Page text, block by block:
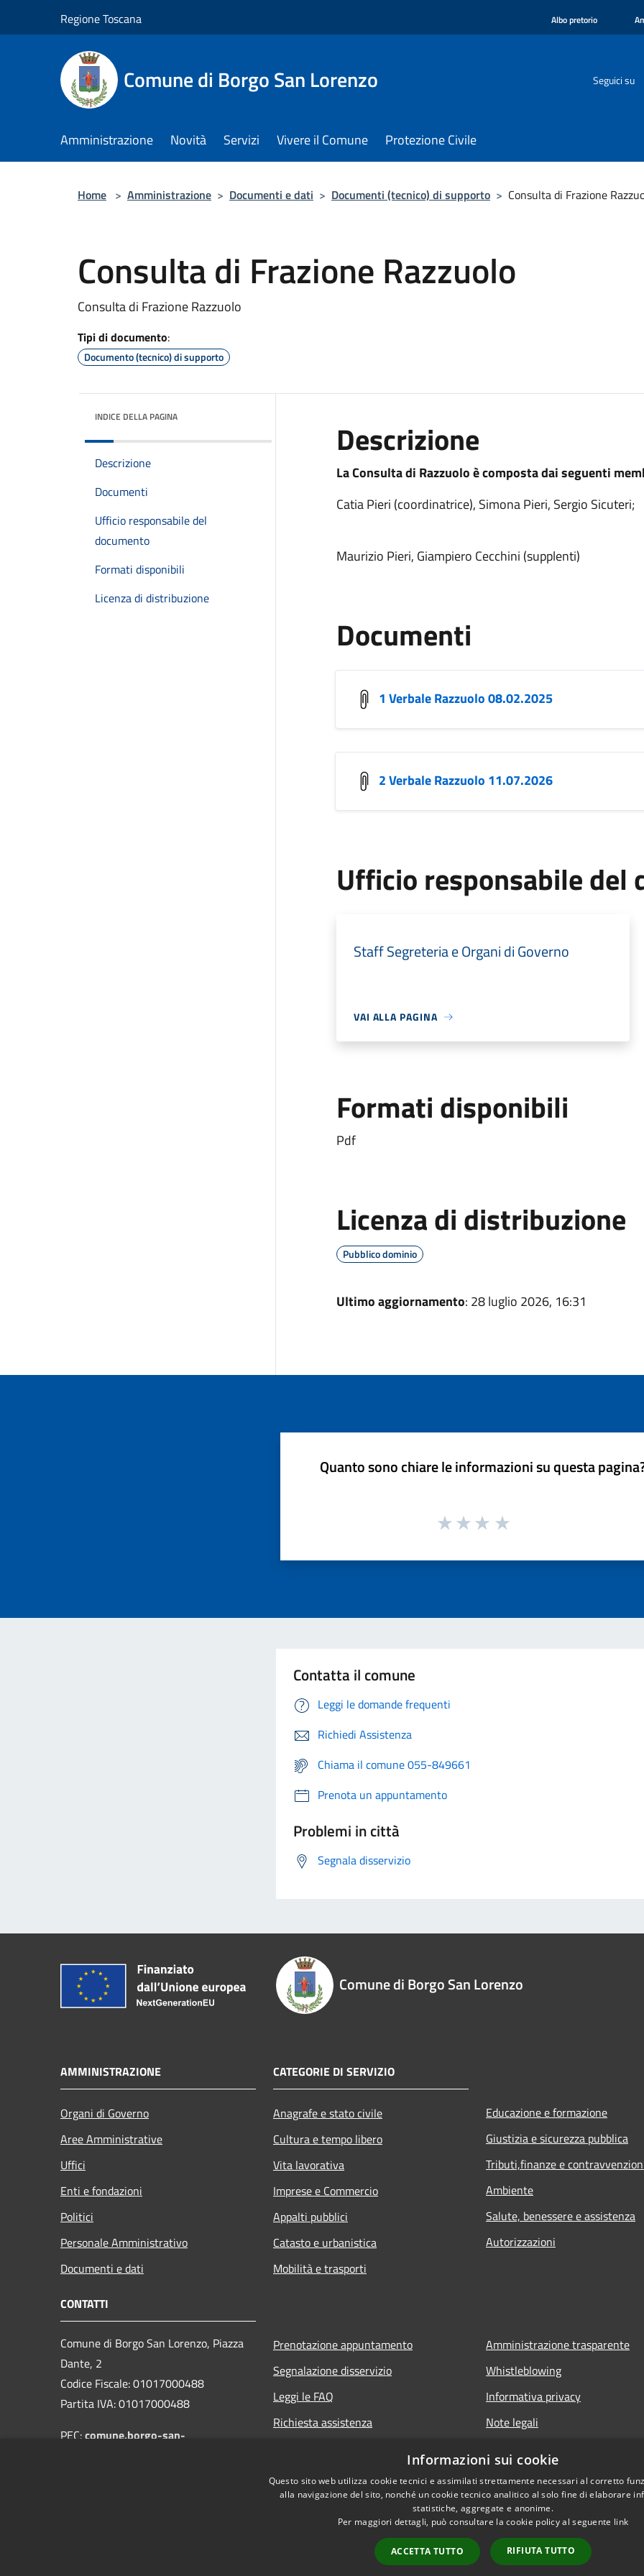
Regione Toscana Albo pretorio
Comune di Borgo San Lorenzo Seguici su
Amministrazione Novità Servizi Vivere il Comune Protezione Civile
Home > Amministrazione > Documenti e dati > Documenti (tecnico) di supporto > Consulta di Frazione
Consulta di Frazione Razzuolo
Consulta di Frazione Razzuolo
Tipi di documento:
Documento (tecnico) di supporto
INDICE DELLA PAGINA
Descrizione
Documenti
Ufficio responsabile del
documento
Formati disponibili
Licenza di distribuzione
Descrizione
La Consulta di Razzuolo è composta dai seguenti
Catia Pieri (coordinatrice), Simona Pieri, Sergio Sicuteri;
Maurizio Pieri, Giampiero Cecchini (supplenti)
Documenti
1 Verbale Razzuolo 08.02.2025
2 Verbale Razzuolo 11.07.2026
Ufficio responsabile del
Staff Segreteria e Organi di Governo
VAI ALLA PAGINA
Formati disponibili
Pdf
Licenza di distribuzione
Pubblico dominio
Ultimo aggiornamento: 28 luglio 2026, 16:31
Quanto sono chiare le informazioni su questa
Contatta il comune
Leggi le domande frequenti
Richiedi Assistenza
Chiama il comune 055-849661
Prenota un appuntamento
Problemi in città
Segnala disservizio
Comune di Borgo San Lorenzo
AMMINISTRAZIONE
Organi di Governo
Aree Amministrative
Uffici
Enti e fondazioni
Politici
Personale Amministrativo
Documenti e dati
CATEGORIE DI SERVIZIO
Anagrafe e stato civile
Cultura e tempo libero
Vita lavorativa
Imprese e Commercio
Appalti pubblici
Catasto e urbanistica
Mobilità e trasporti
Educazione e formazione
Giustizia e sicurezza pubblica
Tributi,finanze e
Ambiente
Salute, benessere e assistenza
Autorizzazioni
CONTATTI
Comune di Borgo San Lorenzo, Piazza
Dante, 2
Codice Fiscale: 01017000488
Partita IVA: 01017000488
PEC:comune.borgo-san-
Prenotazione appuntamento
Segnalazione disservizio
Leggi le FAQ
Richiesta assistenza
Amministrazione trasparente
Whistleblowing
Informativa privacy
Note legali
Copyright © 2026 • Comune
Informazioni sui cookie
Questo sito web utilizza cookie tecnici e assimilati strettamente necessari al corretto
alla navigazione del sito, nonché un cookie tecnico analitico al solo fine di elaborare
statistiche, aggregate e anonime.
Per maggiori dettagli, può consultare la cookie policy al seguente link
ACCETTA TUTTO RIFIUTA TUTTO